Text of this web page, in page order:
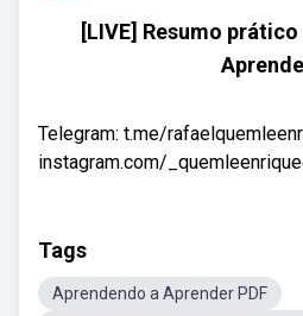
[LIVE] Resumo
Telegram: t.me/
instagram.com/
Tags
Aprendendo a Aprender PDF